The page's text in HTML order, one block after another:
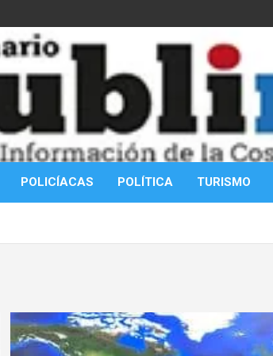
POLICÍACAS POLÍTICA TURISMO